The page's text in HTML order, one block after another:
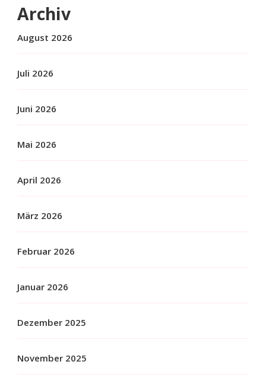
Archiv
August 2026
Juli 2026
Juni 2026
Mai 2026
April 2026
März 2026
Februar 2026
Januar 2026
Dezember 2025
November 2025